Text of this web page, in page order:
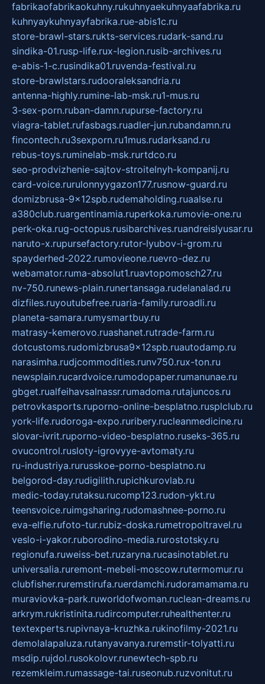
fabrikaofabrikaokuhny.rukuhnyaekuhnyaafabrika.ru
kuhnyaykuhnyayfabrika.rue-abis1c.ru
store-brawl-stars.rukts-services.rudark-sand.ru
sindika-01.rusp-life.rux-legion.rusib-archives.ru
e-abis-1-c.rusindika01.ruvenda-festival.ru
store-brawlstars.rudooraleksandria.ru
antenna-highly.rumine-lab-msk.ru1-mus.ru
3-sex-porn.ruban-damn.rupurse-factory.ru
viagra-tablet.rufasbags.ruadler-jun.rubandamn.ru
fincontech.ru3sexporn.ru1mus.rudarksand.ru
rebus-toys.ruminelab-msk.rurtdco.ru
seo-prodvizhenie-sajtov-stroitelnyh-kompanij.ru
card-voice.rurulonnyygazon177.rusnow-guard.ru
domizbrusa-9x12spb.rudemaholding.ruaalse.ru
a380club.ruargentinamia.ruperkoka.rumovie-one.ru
perk-oka.rug-octopus.rusibarchives.ruandreislyusar.ru
naruto-x.rupursefactory.rutor-lyubov-i-grom.ru
spayderhed-2022.rumovieone.ruevro-dez.ru
webamator.ruma-absolut1.ruavtopomosch27.ru
nv-750.runews-plain.runertansaga.rudelanalad.ru
dizfiles.ruyoutubefree.ruaria-family.ruroadli.ru
planeta-samara.rumysmartbuy.ru
matrasy-kemerovo.ruashanet.rutrade-farm.ru
dotcustoms.rudomizbrusa9x12spb.ruautodamp.ru
narasimha.rudjcommodities.runv750.rux-ton.ru
newsplain.rucardvoice.rumodopaper.rumanunae.ru
gbget.rualfeihavsalnassr.rumadoma.rutajuncos.ru
petrovkasports.ruporno-online-besplatno.rusplclub.ru
york-life.rudoroga-expo.ruribery.rucleanmedicine.ru
slovar-ivrit.ruporno-video-besplatno.ruseks-365.ru
ovucontrol.rusloty-igrovyye-avtomaty.ru
ru-industriya.rurusskoe-porno-besplatno.ru
belgorod-day.rudigilith.rupichkurovlab.ru
medic-today.rutaksu.rucomp123.rudon-ykt.ru
teensvoice.ruimgsharing.rudomashnee-porno.ru
eva-elfie.rufoto-tur.rubiz-doska.rumetropoltravel.ru
veslo-i-yakor.ruborodino-media.rurostotsky.ru
regionufa.ruweiss-bet.ruzaryna.rucasinotablet.ru
universalia.ruremont-mebeli-moscow.rutermomur.ru
clubfisher.ruremstirufa.ruerdamchi.rudoramamama.ru
muraviovka-park.ruworldofwoman.ruclean-dreams.ru
arkrym.rukristinita.rudircomputer.ruhealthenter.ru
textexperts.rupivnaya-kruzhka.rukinofilmy-2021.ru
demolalapaluza.rutanyavanya.ruremstir-tolyatti.ru
msdip.rujdol.rusokolovr.runewtech-spb.ru
rezemkleim.rumassage-tai.ruseonub.ruzvonitut.ru